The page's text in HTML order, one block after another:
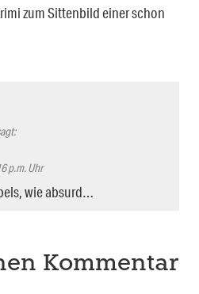
zum Sittenbild einer schon
p.m. Uhr
wie absurd…
Kommentar